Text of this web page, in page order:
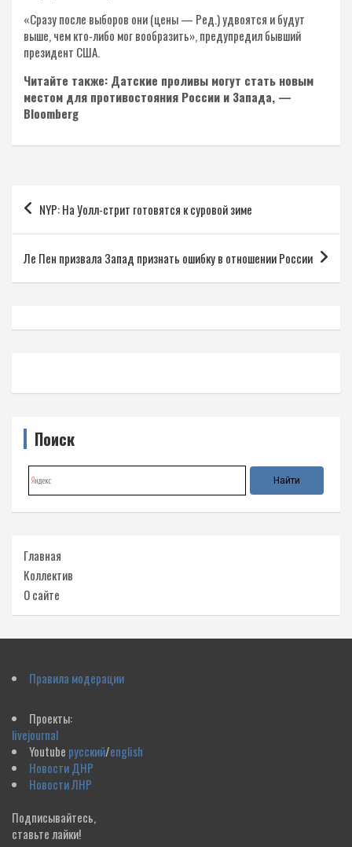
«Сразу после выборов они (цены — Ред.) удвоятся и будут
выше, чем кто-либо мог вообразить», предупредил бывший
президент США.
Читайте также: Датские проливы могут стать новым
местом для противостояния России и Запада, —
Bloomberg
Навигация
по
записям
NYP: На Уолл-стрит готовятся к суровой зиме
Ле Пен призвала Запад признать ошибку в отношении России
Поиск
Главная
Коллектив
О сайте
Правила модерации
Проекты:
livejournal
Youtube русский/english
Новости ДНР
Новости ЛНР
Подписывайтесь,
ставьте лайки!